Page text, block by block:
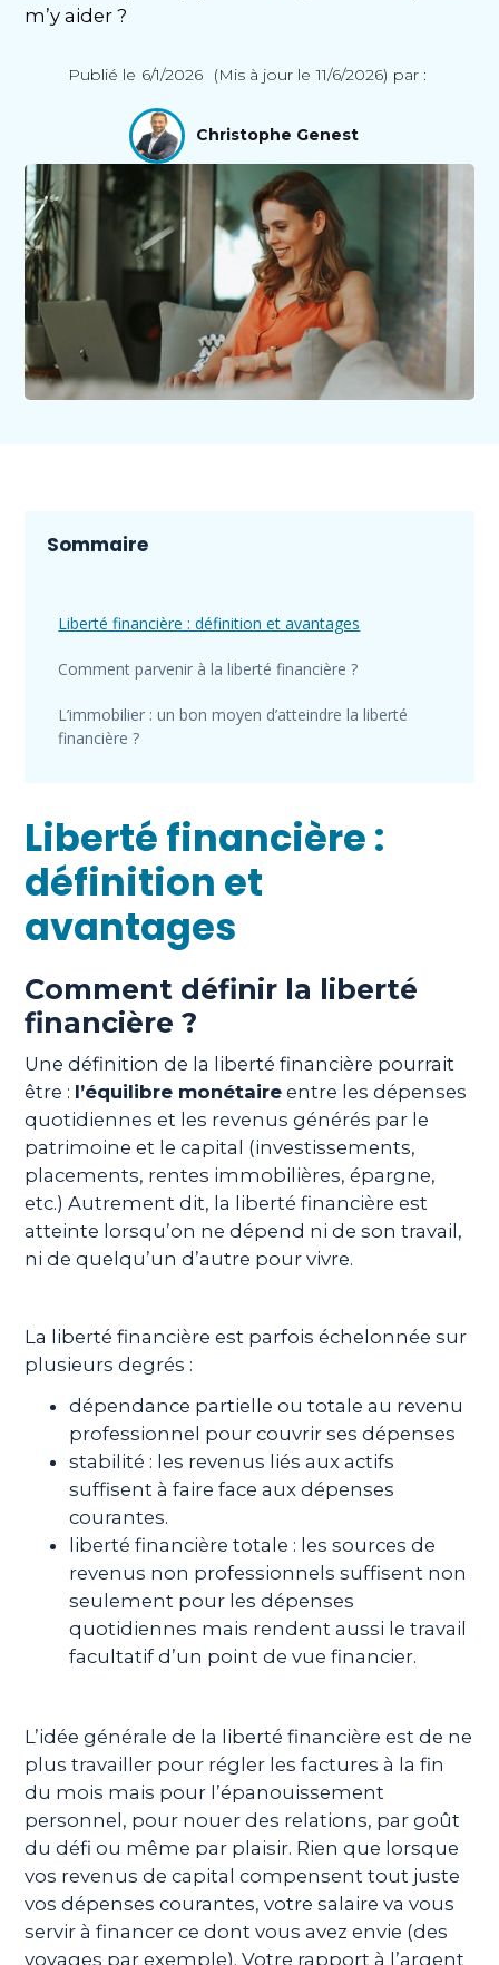
m’y aider ?
Publié le 6/1/2026 (Mis à jour le 11/6/2026) par :
Christophe Genest
Sommaire
Liberté financière : définition et avantages
Comment parvenir à la liberté financière ?
L’immobilier : un bon moyen d’atteindre la liberté
financière ?
Liberté financière :
définition et
avantages
Comment définir la liberté
financière ?
Une définition de la liberté financière pourrait
être : l’équilibre monétaire entre les dépenses
quotidiennes et les revenus générés par le
patrimoine et le capital (investissements,
placements, rentes immobilières, épargne,
etc.) Autrement dit, la liberté financière est
atteinte lorsqu’on ne dépend ni de son travail,
ni de quelqu’un d’autre pour vivre.
La liberté financière est parfois échelonnée sur
plusieurs degrés :
dépendance partielle ou totale au revenu
professionnel pour couvrir ses dépenses
stabilité : les revenus liés aux actifs
suffisent à faire face aux dépenses
courantes.
liberté financière totale : les sources de
revenus non professionnels suffisent non
seulement pour les dépenses
quotidiennes mais rendent aussi le travail
facultatif d’un point de vue financier.
L’idée générale de la liberté financière est de ne
plus travailler pour régler les factures à la fin
du mois mais pour l’épanouissement
personnel, pour nouer des relations, par goût
du défi ou même par plaisir. Rien que lorsque
vos revenus de capital compensent tout juste
vos dépenses courantes, votre salaire va vous
servir à financer ce dont vous avez envie (des
voyages par exemple). Votre rapport à l’argent